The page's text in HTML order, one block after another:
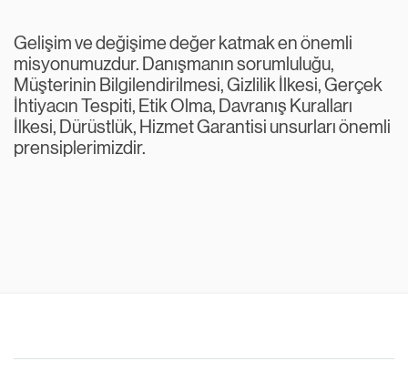
Gelişim ve değişime değer katmak en önemli
misyonumuzdur. Danışmanın sorumluluğu,
Müşterinin Bilgilendirilmesi, Gizlilik İlkesi, Gerçek
İhtiyacın Tespiti, Etik Olma, Davranış Kuralları
İlkesi, Dürüstlük, Hizmet Garantisi unsurları önemli
prensiplerimizdir.